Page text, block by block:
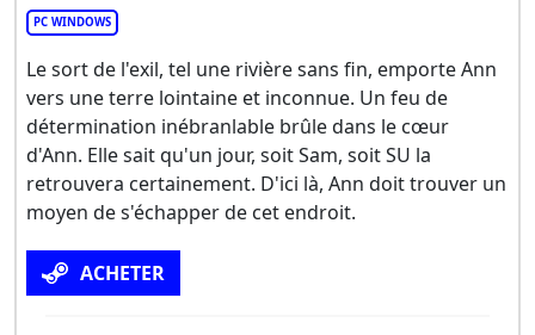
PC WINDOWS
Le sort de l'exil, tel une rivière sans fin, emporte Ann
vers une terre lointaine et inconnue. Un feu de
détermination inébranlable brûle dans le cœur
d'Ann. Elle sait qu'un jour, soit Sam, soit SU la
retrouvera certainement. D'ici là, Ann doit trouver un
moyen de s'échapper de cet endroit.
ACHETER